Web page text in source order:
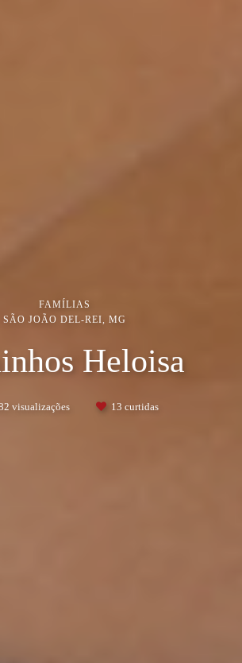
FAMÍLIAS
SÃO JOÃO DEL-REI, MG
Heloisa
visualizações 13 curtidas